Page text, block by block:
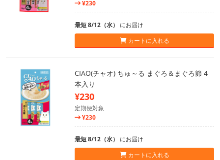
¥230
最短 8/12（水） にお届け
カートに入れる
CIAO(チャオ) ちゅ～る まぐろ＆まぐろ節 4
本入り
¥230
定期便対象
¥230
最短 8/12（水） にお届け
カートに入れる